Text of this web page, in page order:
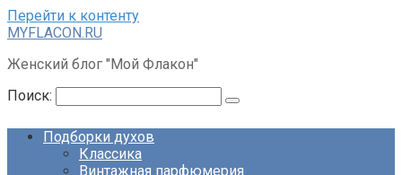
Перейти к контенту
MYFLACON.RU
Женский блог "Мой Флакон"
Поиск:
Подборки духов
Классика
Винтажная парфюмерия